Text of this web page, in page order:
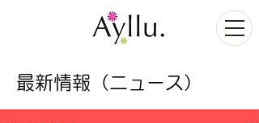
最新情報（ニュース）